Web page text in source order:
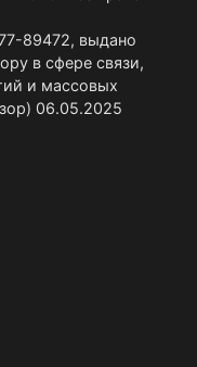
89472, выдано
в сфере связи,
и массовых
06.05.2025